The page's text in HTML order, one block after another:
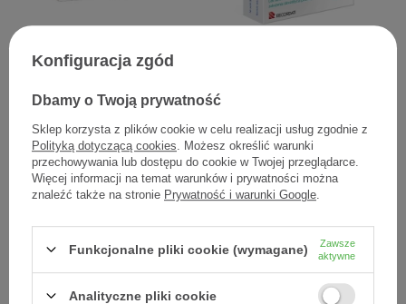
Gynoxin krem, 30 g
29,94 zł
1,00 zł / szt.
23,76 zł
7,92 zł / szt.
Konfiguracja zgód
Dbamy o Twoją prywatność
Sklep korzysta z plików cookie w celu realizacji usług zgodnie z
Polityką dotyczącą cookies . Możesz określić warunki
przechowywania lub dostępu do cookie w Twojej przeglądarce.
Więcej informacji na temat warunków i prywatności można
znaleźć także na stronie Prywatność i warunki Google
Funkcjonalne pliki cookie (wymagane)
Zawsze
aktywne
Analityczne pliki cookie